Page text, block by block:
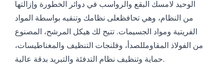
الوحيد لامسك البقع والرواسب في دوائر الخطورة وإزالتها
من النظام، وهي تحافظعلى نظامك وتنقيه بواسطة المواد
الفريتية ومواد الجسيمات. تتيح لك هيكل المرشح، المصنوع
من الفولاذ المقاومللصدأ، وفلنجات التنظيف والمغناطيسات،
حماية وتنظيف نظام التدفئة والتبريد بدقة عالية.